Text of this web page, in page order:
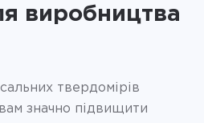
виробництва
твердомірів
значно підвищити